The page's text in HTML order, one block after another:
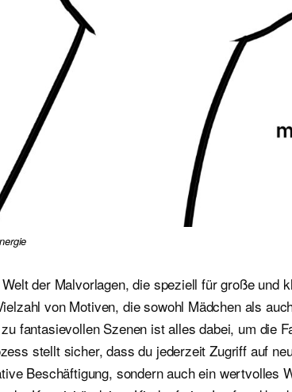
der Malvorlagen, die speziell für große und
von Motiven, die sowohl Mädchen als
fantasievollen Szenen ist alles dabei, um die
stellt sicher, dass du jederzeit Zugriff auf
Beschäftigung, sondern auch ein wertvolles